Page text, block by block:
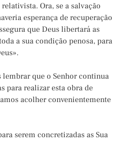
Ora, se a salvação
esperança de recuperação
que Deus libertará as
a sua condição penosa, para
lembrar que o Senhor continua
para realizar esta obra de
acolher convenientemente
serem concretizadas as Sua